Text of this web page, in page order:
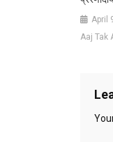
April
Aaj Tak